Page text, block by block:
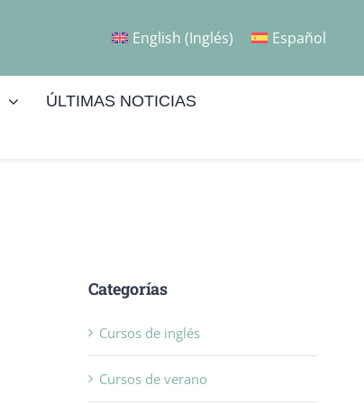
English (Inglés) Español
ÚLTIMAS NOTICIAS
Categorías
Cursos de inglés
Cursos de verano